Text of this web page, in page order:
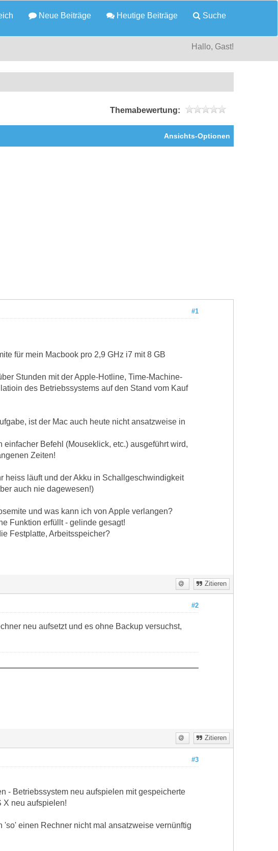
Neue Beiträge Heutige Beiträge Suche
Hallo, Gast!
Themabewertung:
Ansichts-Optionen
#1
für mein Macbook pro 2,9 GHz i7 mit 8 GB
Stunden mit der Apple-Hotline, Time-Machine-
des Betriebssystems auf den Stand vom Kauf
ist der Mac auch heute nicht ansatzweise in
Befehl (Mouseklick, etc.) ausgeführt wird,
Zeiten!
heiss läuft und der Akku in Schallgeschwindigkeit
auch nie dagewesen!)
und was kann ich von Apple verlangen?
Funktion erfüllt - gelinde gesagt!
Festplatte, Arbeitsspeicher?
Zitieren
#2
neu aufsetzt und es ohne Backup versuchst,
Zitieren
#3
- Betriebssystem neu aufspielen mit gespeicherte
X neu aufspielen!
einen Rechner nicht mal ansatzweise vernünftig